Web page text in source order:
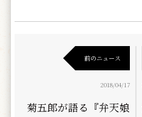
前のニュース
2018/04/17
菊五郎が語る『弁天娘